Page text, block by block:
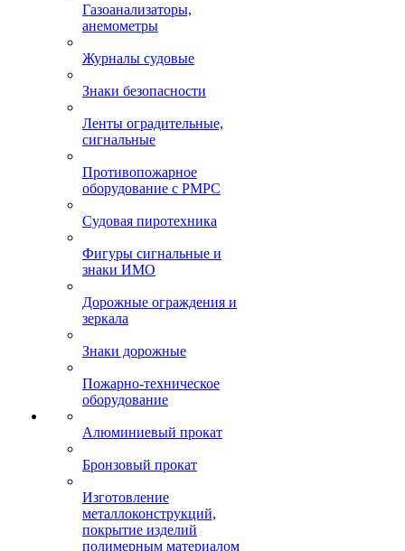
Газоанализаторы,
анемометры
Журналы судовые
Знаки безопасности
Ленты оградительные,
сигнальные
Противопожарное
оборудование с РМРС
Судовая пиротехника
Фигуры сигнальные и
знаки ИМО
Дорожные ограждения и
зеркала
Знаки дорожные
Пожарно-техническое
оборудование
Алюминиевый прокат
Бронзовый прокат
Изготовление
металлоконструкций,
покрытие изделий
полимерным материалом